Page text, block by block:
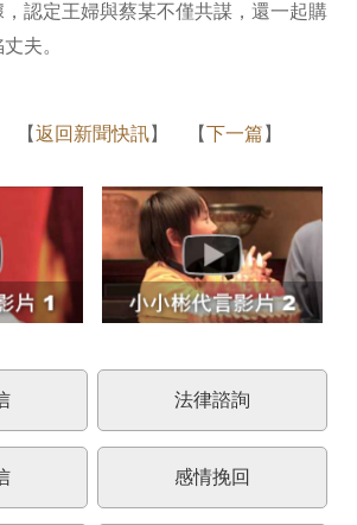
認定王婦與蔡某不僅共謀，還一起購
夫。
【返回新聞快訊】 【下一篇 】
法律諮詢
感情挽回